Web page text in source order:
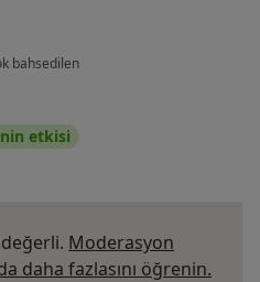
bahsedilen
etkisi
Moderasyon
daha fazlasını öğrenin.